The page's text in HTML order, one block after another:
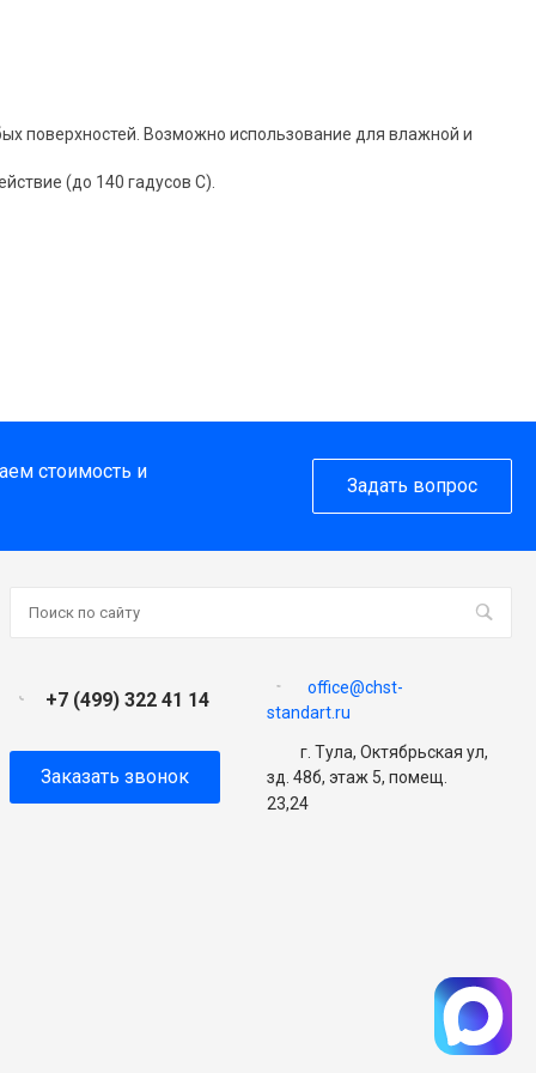
поверхностей. Возможно использование для влажной и
(до 140 гадусов C).
стоимость и
Задать вопрос
+7 (499) 322 41 14
office@chst-
standart.ru
Заказать звонок
г. Тула, Октябрьская ул,
зд. 48б, этаж 5, помещ.
23,24